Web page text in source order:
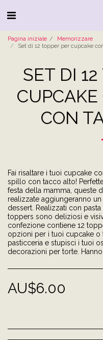
Pagina iniziale
Memorizzare
Set di 12 topper per cupcake
SET DI 12
CUPCAKE
CON
Fai risaltare i tuoi cupcake
spillo con tacco alto!
festa della mamma, queste
realizzate aggiungeranno
dessert. Realizzati con
toppers sono deliziosi e
confezione contiene 12
opzioni per i tuoi cupcake
pasticceria e stupisci i tuoi
decorazioni per torte.
AU$6.00